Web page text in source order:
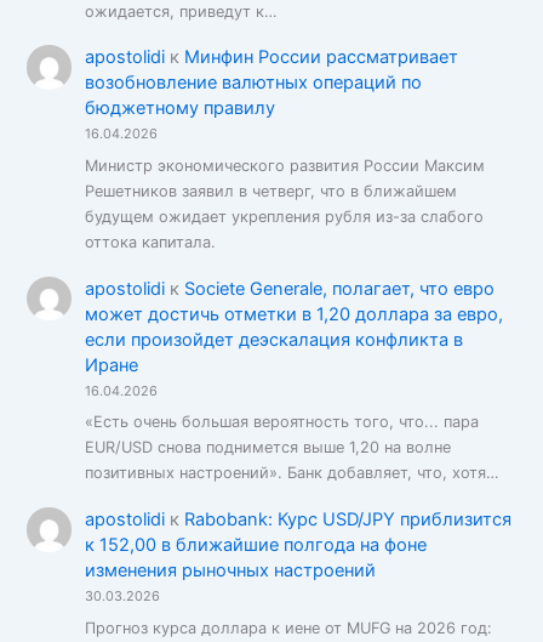
ожидается, приведут к…
apostolidiк Минфин России рассматривает
возобновление валютных операций по
бюджетному правилу
16.04.2026
Министр экономического развития России Максим
Решетников заявил в четверг, что в ближайшем
будущем ожидает укрепления рубля из-за слабого
оттока капитала.
apostolidiк Societe Generale, полагает, что евро
может достичь отметки в 1,20 доллара за евро,
если произойдет деэскалация конфликта в
Иране
16.04.2026
«Есть очень большая вероятность того, что... пара
EUR/USD снова поднимется выше 1,20 на волне
позитивных настроений». Банк добавляет, что, хотя…
apostolidiк Rabobank: Курс USD/JPY приблизится
к 152,00 в ближайшие полгода на фоне
изменения рыночных настроений
30.03.2026
Прогноз курса доллара к иене от MUFG на 2026 год: